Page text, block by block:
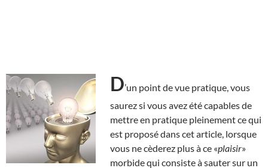
D’un point de vue pratique, vous
saurez si vous avez été capables de
mettre en pratique pleinement ce qui
est proposé dans cet article, lorsque
vous ne cèderez plus à ce «plaisir»
morbide qui consiste à sauter sur un